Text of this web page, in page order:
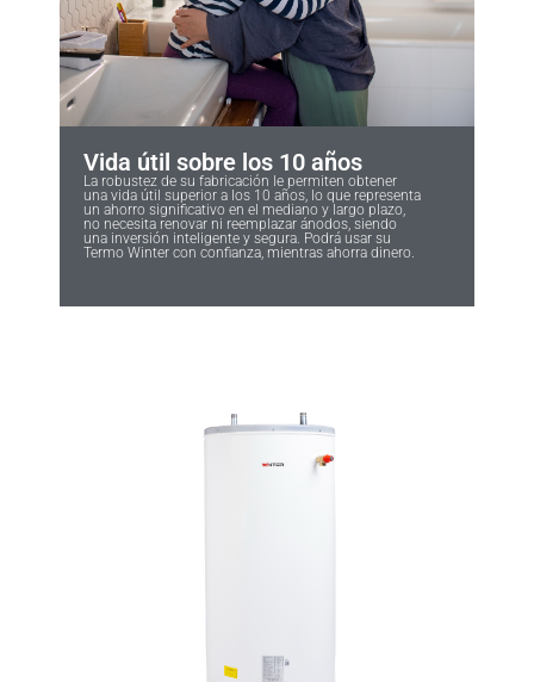
Vida útil sobre los 10 años
La robustez de su fabricación le permiten obtener
una vida útil superior a los 10 años, lo que representa
un ahorro significativo en el mediano y largo plazo,
no necesita renovar ni reemplazar ánodos, siendo
una inversión inteligente y segura. Podrá usar su
Termo Winter con confianza, mientras ahorra dinero.